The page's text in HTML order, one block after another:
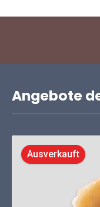
Angebote
Ausverkauft